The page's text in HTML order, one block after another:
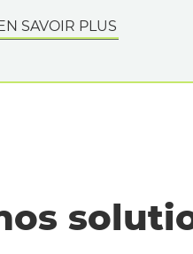
SAVOIR PLUS